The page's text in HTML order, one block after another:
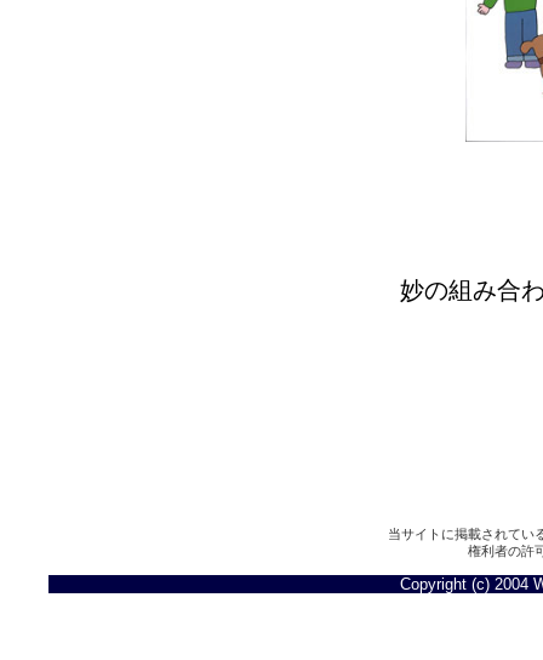
妙の組み合
当サイトに掲載されてい
権利者の許
Copyright (c) 2004